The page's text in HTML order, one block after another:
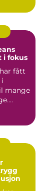
i fokus
fått
i
mange